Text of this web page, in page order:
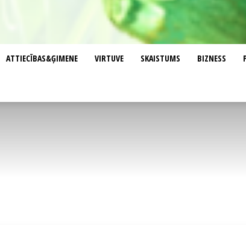
ATTIECĪBAS&ĢIMENE VIRTUVE SKAISTUMS BIZNESS